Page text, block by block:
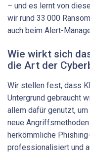
– und es lernt von
wir rund 33 000
auch beim Alert-
Wie wirkt sich
die Art der
Wir stellen fest, dass
Untergrund gebraucht
allem dafür genutzt,
neue
herkömmliche
professionalisiert und